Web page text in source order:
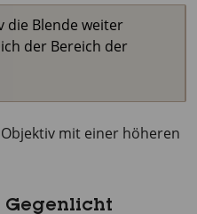
die Blende weiter
der Bereich der
mit einer höheren
Gegenlicht